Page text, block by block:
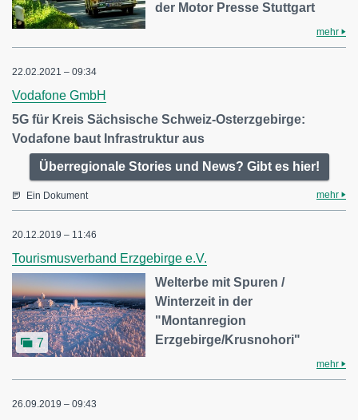
der Motor Presse Stuttgart
mehr
22.02.2021 – 09:34
Vodafone GmbH
5G für Kreis Sächsische Schweiz-Osterzgebirge:
Vodafone baut Infrastruktur aus
Überregionale Stories und News? Gibt es hier!
Ein Dokument mehr
20.12.2019 – 11:46
Tourismusverband Erzgebirge e.V.
7
Welterbe mit Spuren /
Winterzeit in der
"Montanregion
Erzgebirge/Krusnohori"
mehr
26.09.2019 – 09:43